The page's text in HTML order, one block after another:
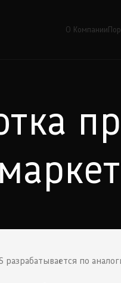
О Компании
по